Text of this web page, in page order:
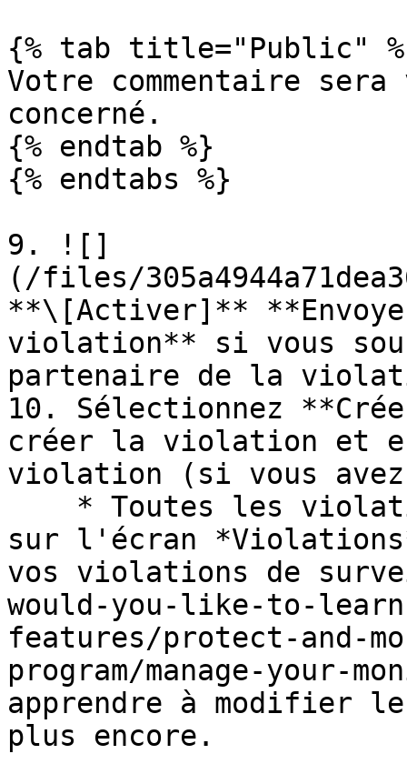
{% tab title="Public"
Votre commentaire
concerné.
{% endtab %}
{% endtabs %}
9. ![]
(/files/
**\[Activer]**
violation** si vous
partenaire de la
10. Sélectionnez
créer la violation et
violation (si vous
sur l'écran
vos violations de
would-you-like-to-
features/protect-and-
program/manage-your-
apprendre à modifier
plus encore.